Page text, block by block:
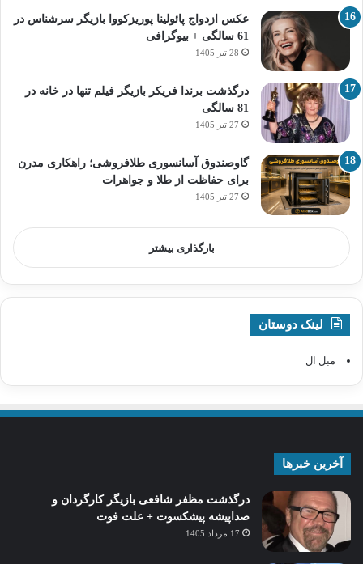
عکس ازدواج پائولینا پوریزکووا بازیگر سرشناس در
61 سالگی + بیوگرافی
28 تیر 1405
درگذشت برندا فریکر بازیگر فیلم تنها در خانه در
81 سالگی
27 تیر 1405
گاوصندوق آسانسوری طلافروشی؛ راهکاری مدرن
برای حفاظت از طلا و جواهرات
27 تیر 1405
بارگذاری بیشتر
لینک دوستان
مبل ال
آخرین خبرها
درگذشت مظفر شافعی بازیگر کارگردان و
صداپیشه پیشکسوت + علت فوت
17 مرداد 1405